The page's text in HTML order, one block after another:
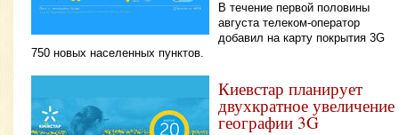
В течение первой половины
августа телеком-оператор
добавил на карту покрытия 3G
750 новых населенных пунктов.
Киевстар планирует
двухкратное увеличение
географии 3G